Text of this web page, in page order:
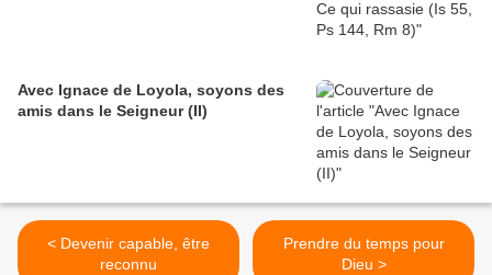
Avec Ignace de Loyola, soyons des
amis dans le Seigneur (II)
< Devenir capable, être
reconnu
Prendre du temps pour
Dieu >